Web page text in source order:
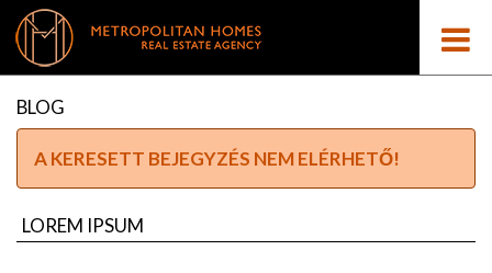
BLOG
A KERESETT BEJEGYZÉS NEM ELÉRHETŐ!
LOREM IPSUM